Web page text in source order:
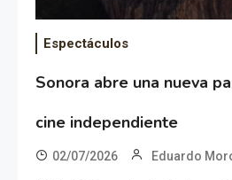
Espectáculos
Sonora abre una nueva
cine independiente
02/07/2026 Eduardo